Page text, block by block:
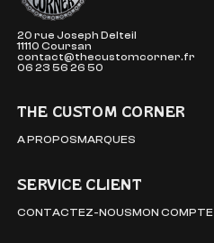
20 rue Joseph Delteil
11110 Coursan
contact@thecustomcorner.fr
06 23 56 26 50
THE CUSTOM CORNER
A PROPOSMARQUES
SERVICE CLIENT
CONTACTEZ-NOUSMON COMPTE